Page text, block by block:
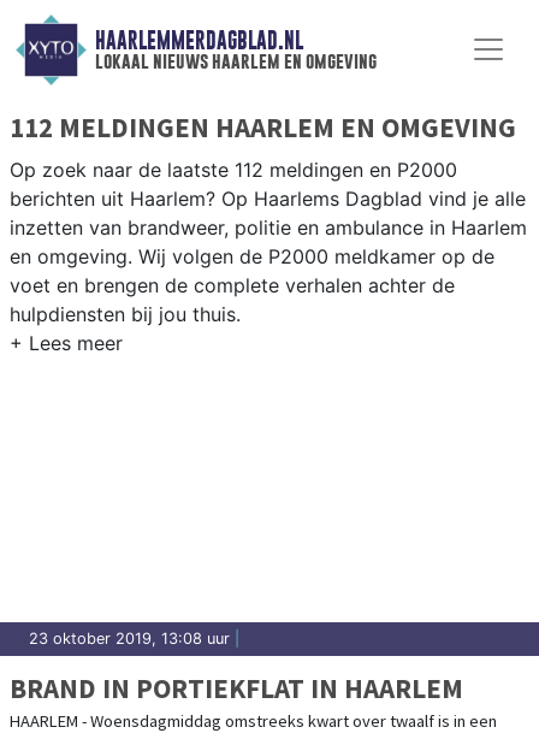
HAARLEMMERDAGBLAD.NL
lokaal nieuws haarlem en omgeving
112 MELDINGEN HAARLEM EN OMGEVING
Op zoek naar de laatste 112 meldingen en P2000
berichten uit Haarlem? Op Haarlems Dagblad vind je alle
inzetten van brandweer, politie en ambulance in Haarlem
en omgeving. Wij volgen de P2000 meldkamer op de
voet en brengen de complete verhalen achter de
hulpdiensten bij jou thuis.
23 oktober 2019, 13:08 uur
BRAND IN PORTIEKFLAT IN HAARLEM
HAARLEM - Woensdagmiddag omstreeks kwart over twaalf is in een